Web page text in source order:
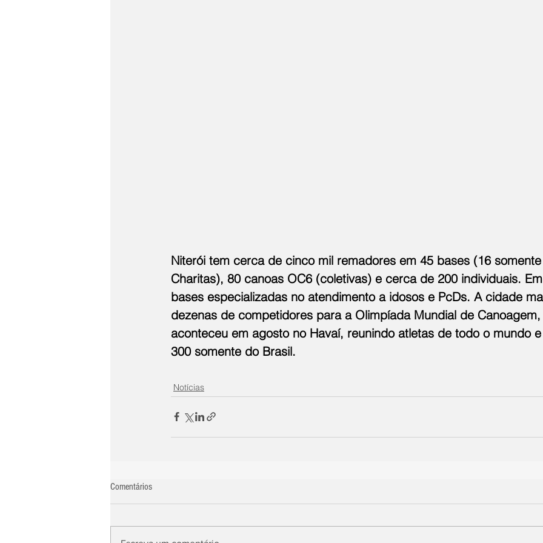
Niterói tem cerca de cinco mil remadores em 45 bases (16
Charitas), 80 canoas OC6 (coletivas) e cerca de 200 individuais.
bases especializadas no atendimento a idosos e PcDs. A cidade
dezenas de competidores para a Olimpíada Mundial de
aconteceu em agosto no Havaí, reunindo atletas de todo o mundo
300 somente do Brasil.
Notícias
Comentários